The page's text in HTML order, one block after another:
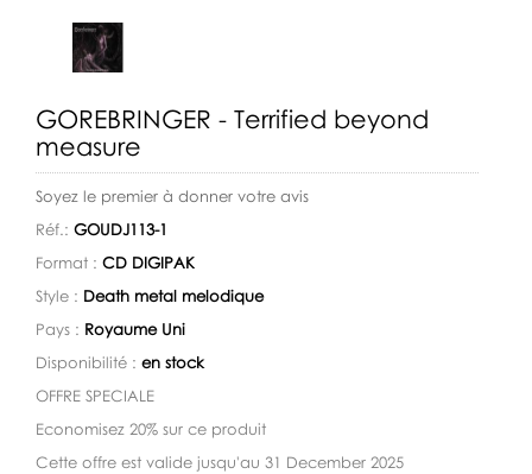
GOREBRINGER - Terrified beyond
measure
Soyez le premier à donner votre avis
Réf.: GOUDJ113-1
Format : CD DIGIPAK
Style : Death metal melodique
Pays : Royaume Uni
Disponibilité : en stock
OFFRE SPECIALE
Economisez 20% sur ce produit
Cette offre est valide jusqu'au 31 December 2025